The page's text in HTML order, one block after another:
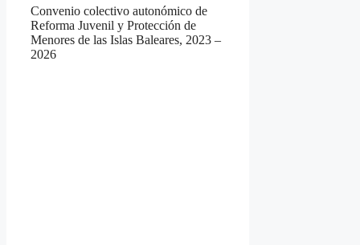
Convenio colectivo autonómico de
Reforma Juvenil y Protección de
Menores de las Islas Baleares, 2023 –
2026